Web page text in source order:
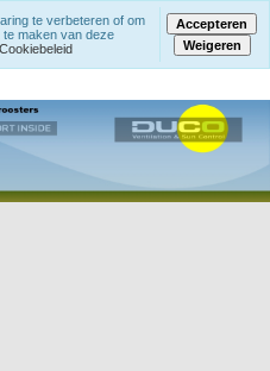
te verbeteren of om
maken van deze
Accepteren
Weigeren